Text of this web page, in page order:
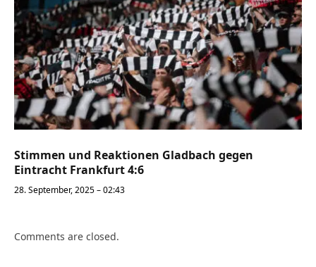
Stimmen und Reaktionen Gladbach gegen
Eintracht Frankfurt 4:6
28. September, 2025 – 02:43
Comments are closed.